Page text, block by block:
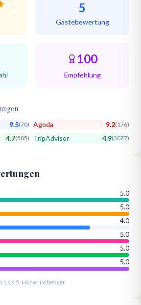
5
Gästebewertung
100
Empfehlung
9.5(70) Agoda 9.2(176)
4.7(585) TripAdvisor 4.9(3077)
5.0
5.0
4.0
5.0
5.0
5.0
bis 5. Höher ist besser.